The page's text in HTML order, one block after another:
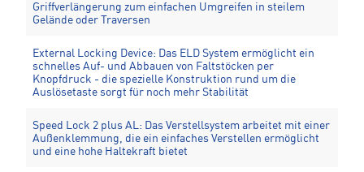
Griffverlängerung zum einfachen Umgreifen in steilem
Gelände oder Traversen
External Locking Device: Das ELD System ermöglicht ein
schnelles Auf- und Abbauen von Faltstöcken per
Knopfdruck - die spezielle Konstruktion rund um die
Auslösetaste sorgt für noch mehr Stabilität
Speed Lock 2 plus AL: Das Verstellsystem arbeitet mit einer
Außenklemmung, die ein einfaches Verstellen ermöglicht
und eine hohe Haltekraft bietet